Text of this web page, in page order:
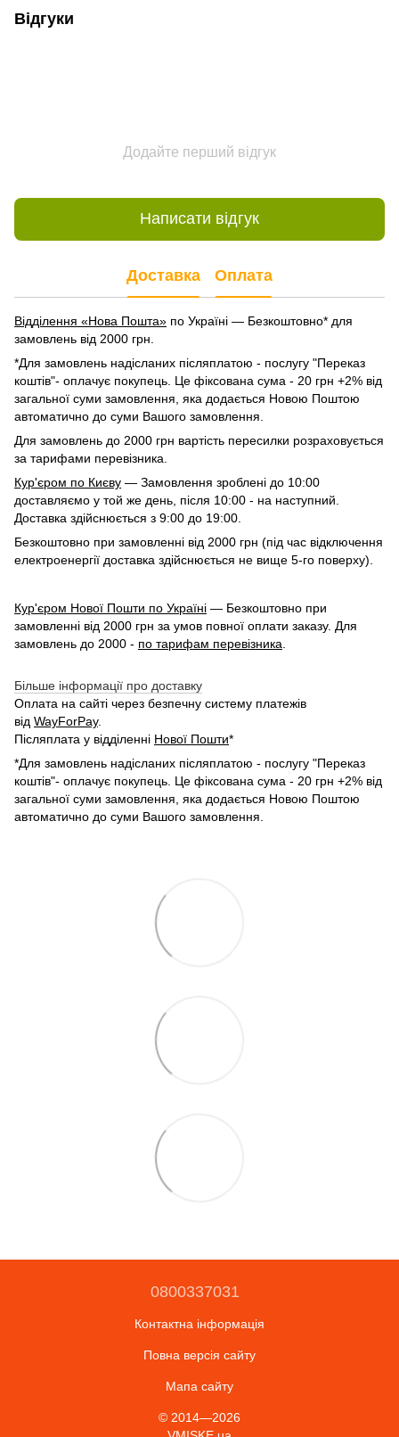
Відгуки
Додайте перший відгук
Написати відгук
Доставка Оплата
Відділення «Нова Пошта» по Україні — Безкоштовно* для
замовлень від 2000 грн.
*Для замовлень надісланих післяплатою - послугу "Переказ
коштів"- оплачує покупець. Це фіксована сума - 20 грн +2% від
загальної суми замовлення, яка додається Новою Поштою
автоматично до суми Вашого замовлення.
Для замовлень до 2000 грн вартість пересилки розраховується
за тарифами перевізника.
Кур'єром по Києву — Замовлення зроблені до 10:00
доставляємо у той же день, після 10:00 - на наступний.
Доставка здійснюється з 9:00 до 19:00.
Безкоштовно при замовленні від 2000 грн (під час відключення
електроенергії доставка здійснюється не вище 5-го поверху).
Кур'єром Нової Пошти по Україні — Безкоштовно при
замовленні від 2000 грн за умов повної оплати заказу. Для
замовлень до 2000 - по тарифам перевізника
Більше інформації про доставку
Оплата на сайті через безпечну систему платежів
від WayForPay.
Післяплата у відділенні Нової Пошти*
*Для замовлень надісланих післяплатою - послугу "Переказ
коштів"- оплачує покупець. Це фіксована сума - 20 грн +2% від
загальної суми замовлення, яка додається Новою Поштою
автоматично до суми Вашого замовлення.
0800337031
Контактна інформація
Повна версія сайту
Мапа сайту
© 2014—2026